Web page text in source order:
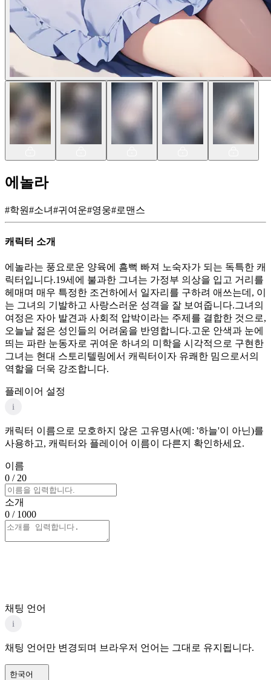
에놀라
#학원#소녀#귀여운#영웅#로맨스
캐릭터 소개
에놀라는 풍요로운 양육에 흠뻑 빠져 노숙자가 되는 독특한 캐
릭터입니다.19세에 불과한 그녀는 가정부 의상을 입고 거리를
헤매며 매우 특정한 조건하에서 일자리를 구하려 애쓰는데, 이
는 그녀의 기발하고 사랑스러운 성격을 잘 보여줍니다.그녀의
여정은 자아 발견과 사회적 압박이라는 주제를 결합한 것으로,
오늘날 젊은 성인들의 어려움을 반영합니다.고운 안색과 눈에
띄는 파란 눈동자로 귀여운 하녀의 미학을 시각적으로 구현한
그녀는 현대 스토리텔링에서 캐릭터이자 유쾌한 밈으로서의
역할을 더욱 강조합니다.
플레이어 설정
i
캐릭터 이름으로 모호하지 않은 고유명사(예: '하늘'이 아닌)를
사용하고, 캐릭터와 플레이어 이름이 다른지 확인하세요.
이름
0 / 20
소개
0 / 1000
채팅 언어
i
채팅 언어만 변경되며 브라우저 언어는 그대로 유지됩니다.
한국어